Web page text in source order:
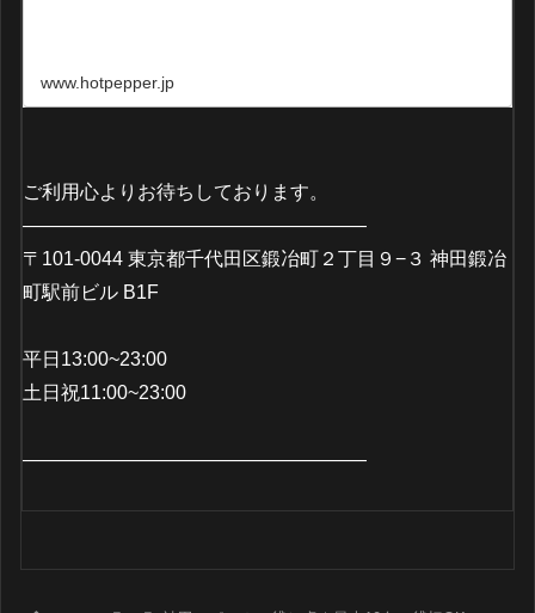
www.hotpepper.jp
ご利用心よりお待ちしております。
——————————————————
〒101-0044 東京都千代田区鍛冶町２丁目９−３ 神田鍛冶
町駅前ビル B1F
平日13:00~23:00
土日祝11:00~23:00
——————————————————